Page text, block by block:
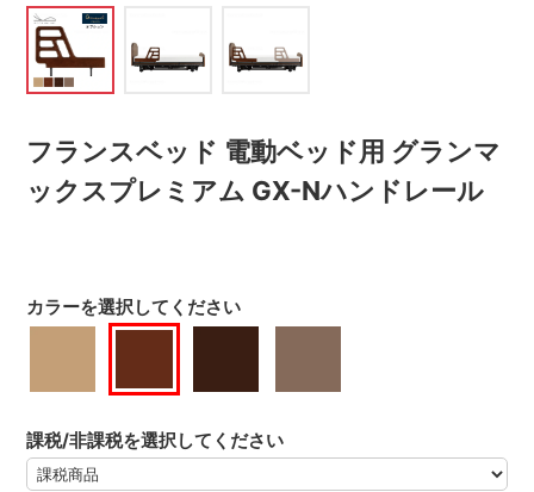
フランスベッド 電動ベッド用 グランマ
ックスプレミアム GX-Nハンドレール
カラーを選択してください
課税/非課税を選択してください